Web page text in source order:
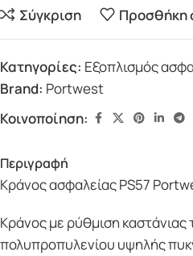
Σύγκριση Προσθήκη
Κατηγορίες: Εξοπλισμός
Brand: Portwest
Κοινοποίηση:
Περιγραφή
Κράνος ασφαλείας PS57
Κράνος με ρύθμιση
πολυπροπυλενίου υψηλής